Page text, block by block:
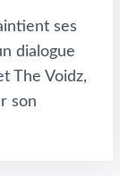
ses
dialogue
The Voidz,
son